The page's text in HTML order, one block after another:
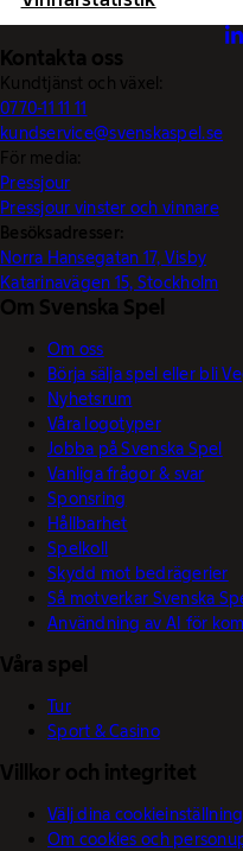
Kontakta oss
Kundtjänst och växel:
0770-11 11 11
kundservice@svenskaspel.se
För media:
Pressjour
Pressjour vinster och vinnare
Besöksadresser:
Norra Hansegatan 17, Visby
Katarinavägen 15, Stockholm
Om Svenska Spel
Om oss
Börja sälja spel eller bli
Nyhetsrum
Våra logotyper
Jobba på Svenska Spel
Vanliga frågor & svar
Sponsring
Hållbarhet
Spelkoll
Skydd mot bedrägerier
Så motverkar Svenska
Användning av AI för
Våra spel
Tur
Sport & Casino
Villkor och integritet
Välj dina
Om cookies och